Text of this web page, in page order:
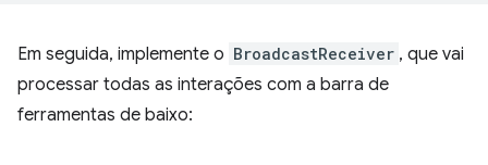
Em seguida, implemente o BroadcastReceiver , que vai
processar todas as interações com a barra de
ferramentas de baixo: